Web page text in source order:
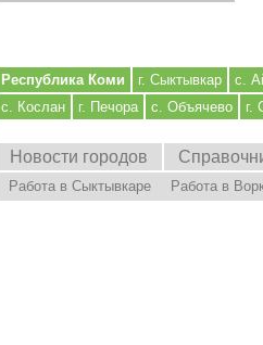
Республика Коми г. Сыктывкар
с.
с. Кослан
г. Печора с. Объячево г.
Новости городов
Работа в Сыктывкаре Работа в